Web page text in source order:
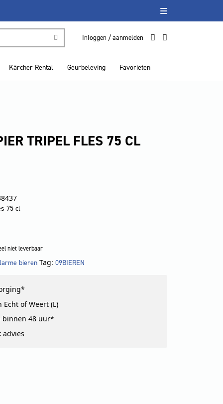
Inloggen / aanmelden
Kärcher Rental Geurbeleving Favorieten
TRIPEL FLES 75 CL
75 cl
niet leverbaar
bieren Tag: 09BIEREN
Echt of Weert (L)
binnen 48 uur*
advies